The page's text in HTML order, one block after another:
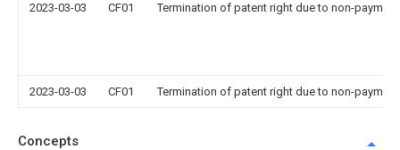
2023-03-03 CF01 Termination of patent right due to non-
2023-03-03 CF01 Termination of patent right due to non-
Concepts